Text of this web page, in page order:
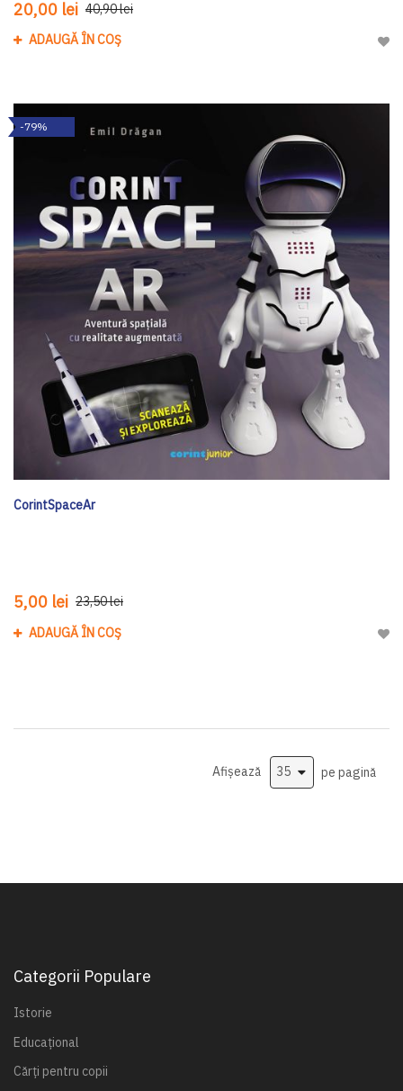
20,00 lei 40,90 lei
ADAUGĂ ÎN COȘ
-79%
CorintSpaceAr
5,00 lei 23,50 lei
ADAUGĂ ÎN COȘ
Afișează pe pagină
Categorii Populare
Istorie
Educațional
Cărți pentru copii